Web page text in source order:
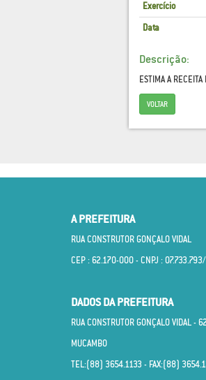
Exercício
Data
Descrição:
ESTIMA A
VOLTAR
A PREFEITURA
RUA CONSTRUTOR GONÇALO VIDAL
CEP : 62.170­-000 - CNPJ :
DADOS DA PREFEITURA
RUA CONSTRUTOR GONÇALO VIDAL -
MUCAMBO
TEL:(88) 3654.1133 - FAX:(88)